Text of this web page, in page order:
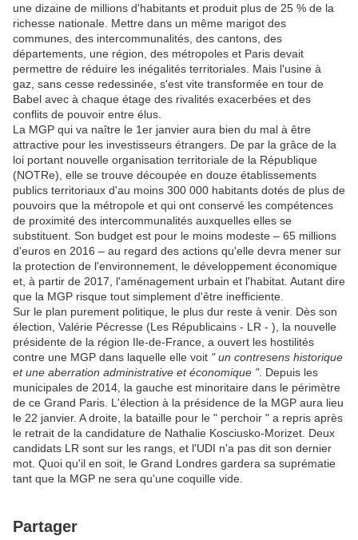
une dizaine de millions d'habitants et produit plus de 25 % de la
richesse nationale. Mettre dans un même marigot des
communes, des intercommunalités, des cantons, des
départements, une région, des métropoles et Paris devait
permettre de réduire les inégalités territoriales. Mais l'usine à
gaz, sans cesse redessinée, s'est vite transformée en tour de
Babel avec à chaque étage des rivalités exacerbées et des
conflits de pouvoir entre élus.
La MGP qui va naître le 1er janvier aura bien du mal à être
attractive pour les investisseurs étrangers. De par la grâce de la
loi portant nouvelle organisation territoriale de la République
(NOTRe), elle se trouve découpée en douze établissements
publics territoriaux d'au moins 300 000 habitants dotés de plus de
pouvoirs que la métropole et qui ont conservé les compétences
de proximité des intercommunalités auxquelles elles se
substituent. Son budget est pour le moins modeste – 65 millions
d'euros en 2016 – au regard des actions qu'elle devra mener sur
la protection de l'environnement, le développement économique
et, à partir de 2017, l'aménagement urbain et l'habitat. Autant dire
que la MGP risque tout simplement d'être inefficiente.
Sur le plan purement politique, le plus dur reste à venir. Dès son
élection, Valérie Pécresse (Les Républicains - LR - ), la nouvelle
présidente de la région Ile-de-France, a ouvert les hostilités
contre une MGP dans laquelle elle voit " un contresens historique
et une aberration administrative et économique ". Depuis les
municipales de 2014, la gauche est minoritaire dans le périmètre
de ce Grand Paris. L'élection à la présidence de la MGP aura lieu
le 22 janvier. A droite, la bataille pour le " perchoir " a repris après
le retrait de la candidature de Nathalie Kosciusko-Morizet. Deux
candidats LR sont sur les rangs, et l'UDI n'a pas dit son dernier
mot. Quoi qu'il en soit, le Grand Londres gardera sa suprématie
tant que la MGP ne sera qu'une coquille vide.
Partager